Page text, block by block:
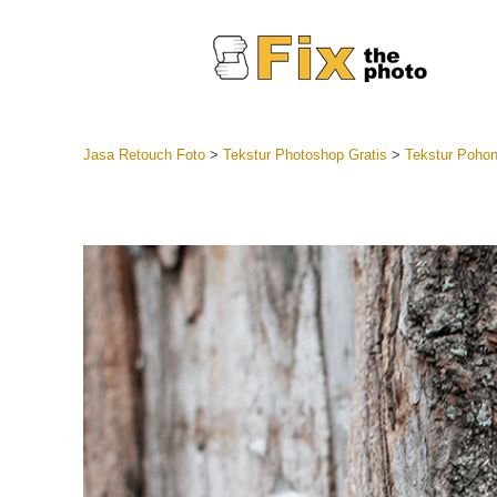
Jasa
Preset
Koleksi
Jasa Retouch Foto> Tekstur Photoshop Gratis > Tekstur